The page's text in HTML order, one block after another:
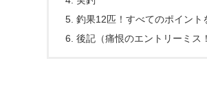
釣果12匹！すべてのポイント
後記（痛恨のエントリーミス